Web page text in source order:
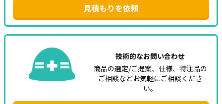
見積もりを依頼
技術的なお問い合わせ
商品の選定/ご提案、仕様、特注品の
ご相談などお気軽にご相談くださ
い。